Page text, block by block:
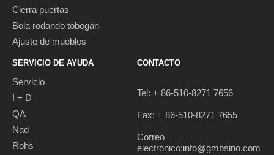
Cierra puertas
Bola rodando tobogán
Ajuste de muebles
SERVICIO DE AYUDA
Servicio
I + D
QA
Nad
Rohs
CONTACTO
Tel: + 86-510-8271 7656
Fax: + 86-510-8271 7655
Correo
electrónico:info@gmbsino.com